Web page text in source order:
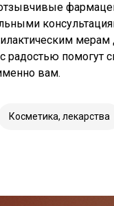
радостью помогут
вам.
Косметика, лекарства